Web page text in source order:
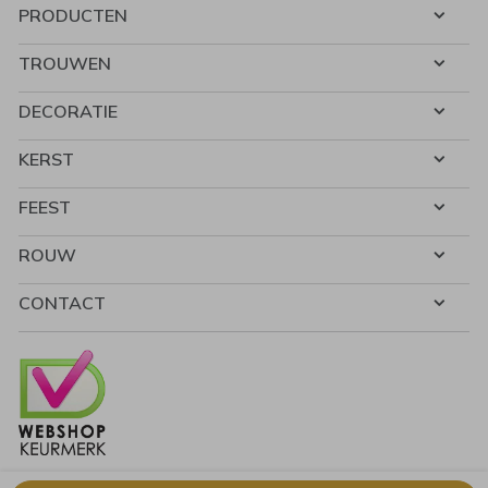
PRODUCTEN
TROUWEN
DECORATIE
KERST
FEEST
ROUW
CONTACT